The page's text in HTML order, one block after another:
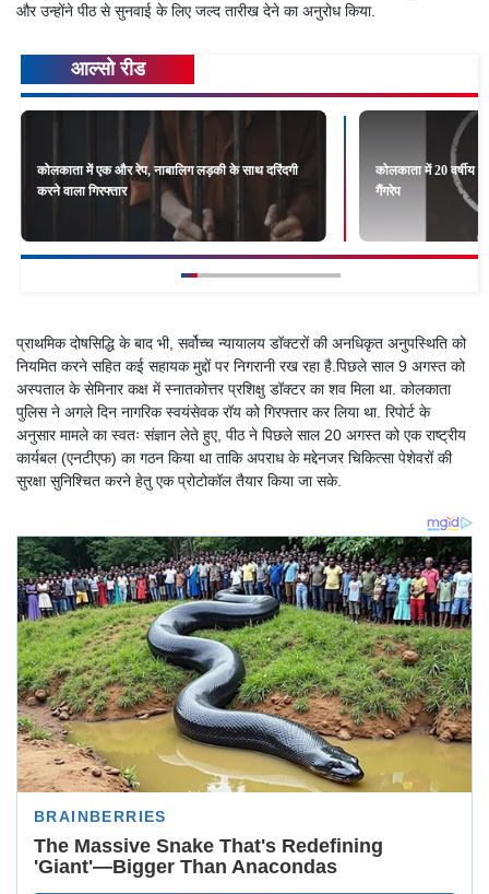
और उन्होंने पीठ से सुनवाई के लिए जल्द तारीख देने का अनुरोध किया.
आल्सो रीड
कोलकाता में एक और रेप, नाबालिग लड़की के साथ दरिंदगी
करने वाला गिरफ्तार
कोलकाता में 20 वर्षीय
गैंगरेप
प्राथमिक दोषसिद्धि के बाद भी, सर्वोच्च न्यायालय डॉक्टरों की अनधिकृत अनुपस्थिति को
नियमित करने सहित कई सहायक मुद्दों पर निगरानी रख रहा है.पिछले साल 9 अगस्त को
अस्पताल के सेमिनार कक्ष में स्नातकोत्तर प्रशिक्षु डॉक्टर का शव मिला था. कोलकाता
पुलिस ने अगले दिन नागरिक स्वयंसेवक रॉय को गिरफ्तार कर लिया था. रिपोर्ट के
अनुसार मामले का स्वतः संज्ञान लेते हुए, पीठ ने पिछले साल 20 अगस्त को एक राष्ट्रीय
कार्यबल (एनटीएफ) का गठन किया था ताकि अपराध के मद्देनजर चिकित्सा पेशेवरों की
सुरक्षा सुनिश्चित करने हेतु एक प्रोटोकॉल तैयार किया जा सके.